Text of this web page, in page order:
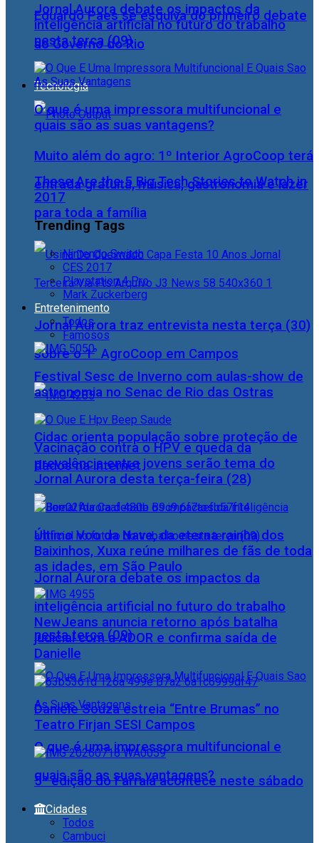
Eduardo Paes se esquiva do primeiro debate
ao Governo do Rio
Tecnologia
Muito além do agro: 1º Interior AgroCoop terá
entrada gratuita, música, gastronomia e lazer
para toda a família
Jornal Aurora traz entrevista nesta terça (30)
sobre o 1° AgroCoop em Campos
Cidac orienta população sobre proteção de
dados na internet
Jornal Aurora debate os impactos da
inteligência artificial no futuro do trabalho
nesta terça (09)
O que é uma impressora multifuncional e
quais são as suas vantagens?
Jornal Aurora debate os impactos da
inteligência artificial no futuro do trabalho
nesta terça (09)
O que é uma impressora multifuncional e
quais são as suas vantagens?
These Are the 5 Big Tech Stories to Watch in
2017
Trending Tags
Nintendo Switch
CES 2017
Playstation 4 Pro
Mark Zuckerberg
Entretenimento
Todos
Famosos
Festival Sesc de Inverno com aulas-show de
astronomia no Senac de Rio das Ostras
Vacinação contra o HPV e queda da
prevalência entre jovens serão tema do
Jornal Aurora desta terça-feira (28)
Último Voo da Nave, da eterna rainha dos
Baixinhos, Xuxa reúne milhares de fãs de toda
as idades, em São Paulo
NewJeans anuncia retorno após batalha
judicial com a ADOR e confirma saída de
Danielle
Daniele Souza estreia “Entre Brumas” no
Teatro Firjan SESI Campos
5ª edição do Farraiá acontece neste sábado
Cidades
Todos
Cambuci